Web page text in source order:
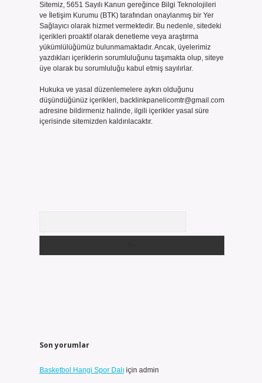
Sitemiz, 5651 Sayılı Kanun gereğince Bilgi Teknolojileri
ve İletişim Kurumu (BTK) tarafından onaylanmış bir Yer
Sağlayıcı olarak hizmet vermektedir. Bu nedenle, sitedeki
içerikleri proaktif olarak denetleme veya araştırma
yükümlülüğümüz bulunmamaktadır. Ancak, üyelerimiz
yazdıkları içeriklerin sorumluluğunu taşımakta olup, siteye
üye olarak bu sorumluluğu kabul etmiş sayılırlar.
Hukuka ve yasal düzenlemelere aykırı olduğunu
düşündüğünüz içerikleri, backlinkpanelicomtr@gmail.com
adresine bildirmeniz halinde, ilgili içerikler yasal süre
içerisinde sitemizden kaldırılacaktır.
Son yorumlar
Basketbol Hangi Spor Dalıiçin admin